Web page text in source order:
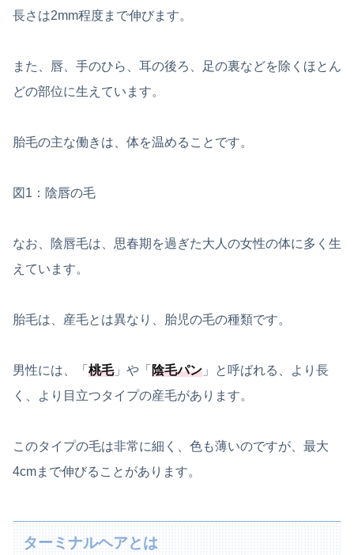
長さは2mm程度まで伸びます。
また、唇、手のひら、耳の後ろ、足の裏などを除くほとん
どの部位に生えています。
胎毛の主な働きは、体を温めることです。
図1：陰唇の毛
なお、陰唇毛は、思春期を過ぎた大人の女性の体に多く生
えています。
胎毛は、産毛とは異なり、胎児の毛の種類です。
男性には、「 桃毛」や「 陰毛パン 」と呼ばれる、より長
く、より目立つタイプの産毛があります。
このタイプの毛は非常に細く、色も薄いのですが、最大
4cmまで伸びることがあります。
ターミナルヘアとは